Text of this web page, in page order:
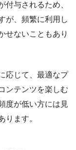
付与されるため、
が、頻繁に利用し
せないこともあり
応じて、最適なプ
ンテンツを楽しむ
度が低い方には見
ります。